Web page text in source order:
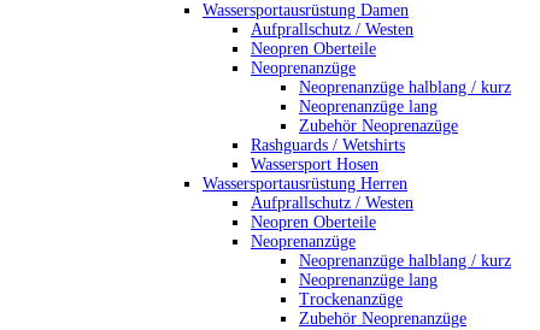
Wassersportausrüstung Damen
Aufprallschutz / Westen
Neopren Oberteile
Neoprenanzüge
Neoprenanzüge halblang / kurz
Neoprenanzüge lang
Zubehör Neoprenazüge
Rashguards / Wetshirts
Wassersport Hosen
Wassersportausrüstung Herren
Aufprallschutz / Westen
Neopren Oberteile
Neoprenanzüge
Neoprenanzüge halblang / kurz
Neoprenanzüge lang
Trockenanzüge
Zubehör Neoprenanzüge